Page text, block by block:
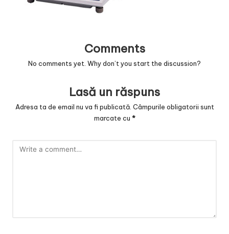
Comments
No comments yet. Why don’t you start the discussion?
Lasă un răspuns
Adresa ta de email nu va fi publicată. Câmpurile obligatorii sunt
marcate cu *